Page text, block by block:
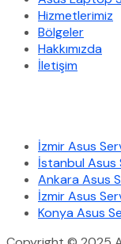
Hizmetlerimiz
Bölgeler
Hakkımızda
İletişim
İzmir Asus
İstanbul Asus
Ankara Asus
İzmir Asus
Konya Asus